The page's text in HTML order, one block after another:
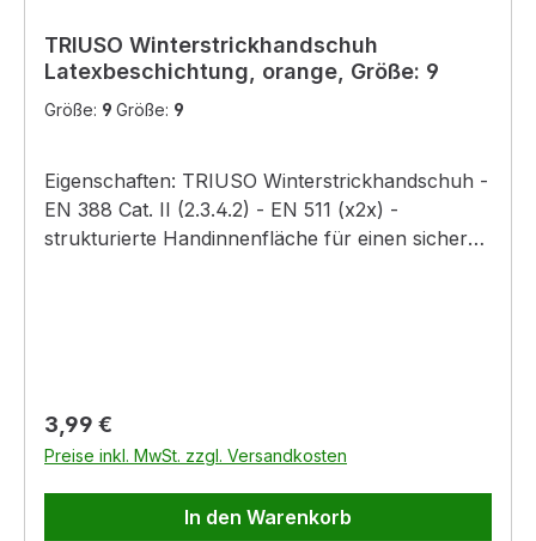
TRIUSO Winterstrickhandschuh
Latexbeschichtung, orange, Größe: 9
Größe: 9 Größe: 9
Eigenschaften: TRIUSO Winterstrickhandschuh -
EN 388 Cat. II (2.3.4.2) - EN 511 (x2x) -
strukturierte Handinnenfläche für einen sicheren
Regulärer Preis:
3,99 €
Preise inkl. MwSt. zzgl. Versandkosten
In den Warenkorb